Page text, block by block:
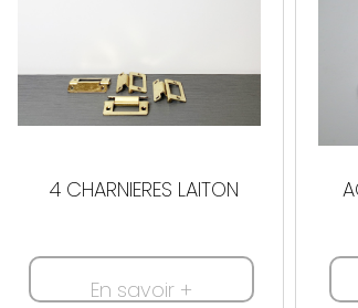
4 CHARNIERES LAITON
En savoir +